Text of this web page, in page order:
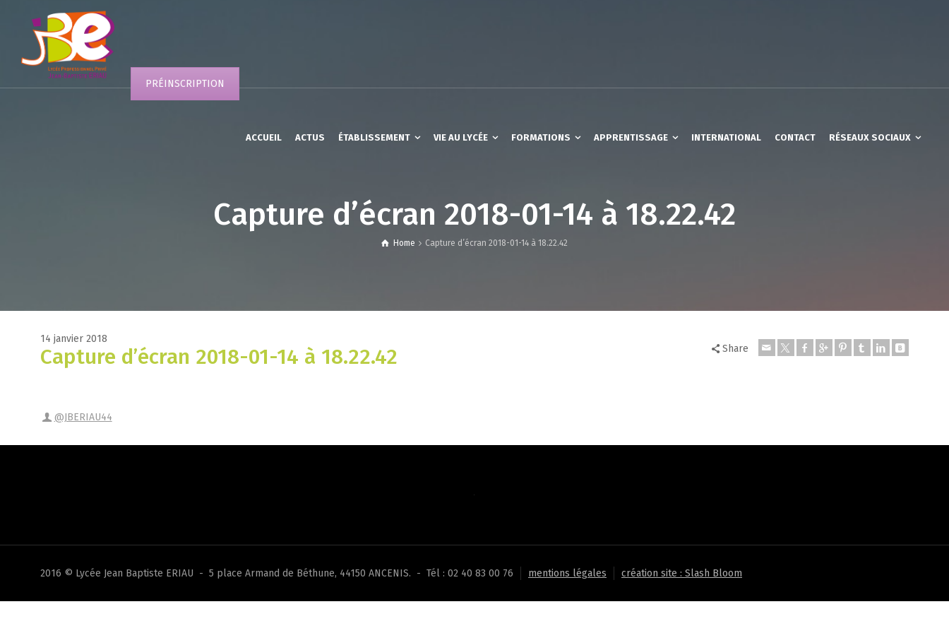
PRÉINSCRIPTION
ACCUEIL ACTUS ÉTABLISSEMENT VIE AU LYCÉE FORMATIONS APPRENTISSAGE INTERNATIONAL CONTACT RÉSEAUX SOCIAUX
Capture d’écran 2018-01-14 à 18.22.42
Home Capture d’écran 2018-01-14 à 18.22.42
14 janvier 2018
Capture d’écran 2018-01-14 à 18.22.42 Share
@JBERIAU44
2016 © Lycée Jean Baptiste ERIAU - 5 place Armand de Béthune, 44150 ANCENIS. - Tél : 02 40 83 00 76 mentions légales création site : Slash Bloom